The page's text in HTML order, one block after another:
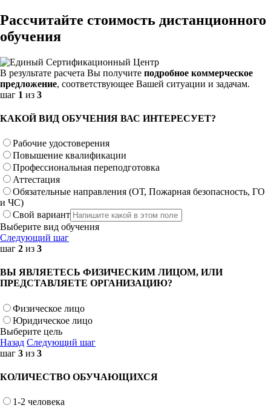
Рассчитайте стоимость дистанционного
обучения
В результате расчета Вы получите подробное коммерческое
предложение, соответствующее Вашей ситуации и задачам.
шаг 1 из 3
КАКОЙ ВИД ОБУЧЕНИЯ ВАС ИНТЕРЕСУЕТ?
Рабочие удостоверения
Повышение квалификации
Профессиональная переподготовка
Аттестация
Обязательные направления (ОТ, Пожарная безопасность, ГО
и ЧС)
Свой вариант
Выберите вид обучения
Следующий шаг
шаг 2 из 3
ВЫ ЯВЛЯЕТЕСЬ ФИЗИЧЕСКИМ ЛИЦОМ, ИЛИ
ПРЕДСТАВЛЯЕТЕ ОРГАНИЗАЦИЮ?
Физическое лицо
Юридическое лицо
Выберите цель
Назад Следующий шаг
шаг 3 из 3
КОЛИЧЕСТВО ОБУЧАЮЩИХСЯ
1-2 человека